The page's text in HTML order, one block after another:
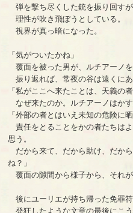
弾を撃ち尽くした銃を振り回す
理性が吹き飛ぼうとしている。
視界が真っ暗になった。
「気がついたかね」
覆面を被った男が、ルチアーノを
振り返れば、常夜の谷は遠くにあ
「私がここへ来たことは、天義の
なぜ来たのか。ルチアーノはかす
「外部の者とはいえ未知の危険に
責任をとることをかの者たちは
思う。
だから来て、だから助け、だか
ね？」
覆面の隙間から様子から、それが
後にユーリエが持ち帰った免罪符
発狂したような文章の最後にこう